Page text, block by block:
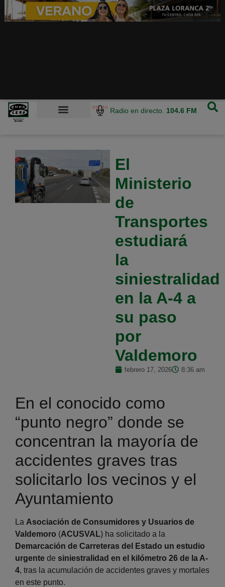
Radio en directo. 104.6 FM
El
Ministerio
de
Transportes
estudiará
la
siniestralidad
en la A-4 a
su paso
por
Valdemoro
febrero 17, 2026 8:36 am
En el conocido como
“punto negro” donde se
concentran la mayoría de
accidentes graves tras
solicitarlo los vecinos y el
Ayuntamiento
La Asociación de Consumidores y Usuarios de
Valdemoro (ACUSVAL) ha solicitado a la
Demarcación de Carreteras del Estado un estudio
urgente de siniestralidad en el kilómetro 26 de la A-
4, tras la acumulación de accidentes graves y mortales
en este punto.